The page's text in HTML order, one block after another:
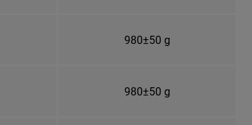
980±50 g
980±50 g